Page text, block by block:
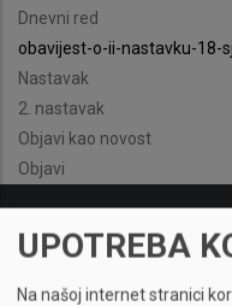
Dnevni red
obavijest-o-ii-nastavku-18-
Nastavak
2. nastavak
Objavi kao novost
Objavi
UPOTREBA
Na našoj internet stranici